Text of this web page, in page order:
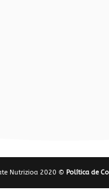
Nutrizioa 2020 © Política de